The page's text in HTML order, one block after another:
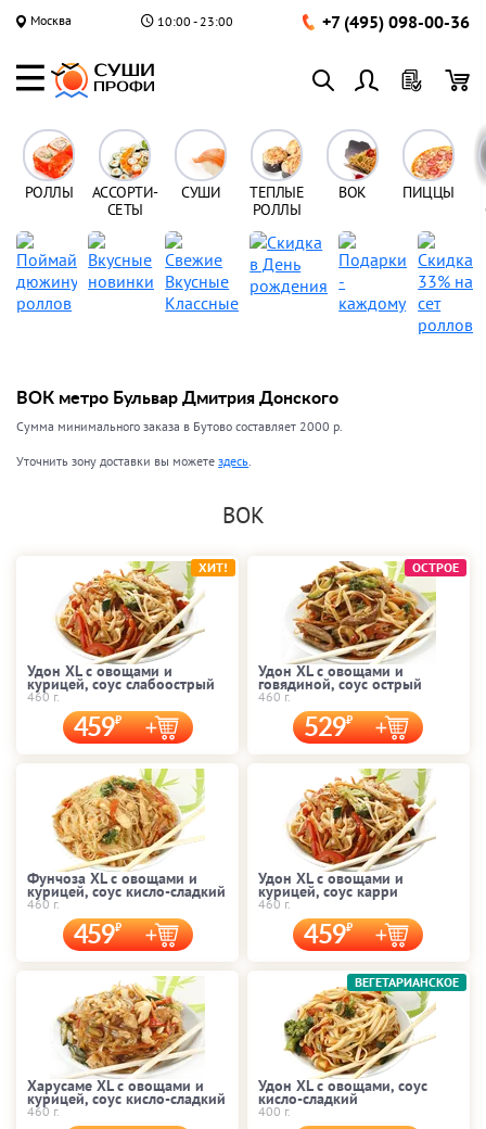
Москва 10:00 - 23:00 +7 (495) 098-00-36
РОЛЛЫ
АССОРТИ-
СЕТЫ
СУШИ
ТЕПЛЫЕ
РОЛЛЫ
ВОК ПИЦЦЫ
ВОК метро Бульвар Дмитрия Донского
Сумма минимального заказа в Бутово составляет 2000 р.
Уточнить зону доставки вы можетездесь.
ВОК
Удон XL с овощами и
курицей, соус слабоострый
460 г.
459
ХИТ!
Удон XL с овощами и
говядиной, соус острый
460 г.
529
ОСТРОЕ
Фунчоза XL с овощами и
курицей, соус кисло-сладкий
460 г.
459
Удон XL с овощами и
курицей, соус карри
460 г.
459
Харусаме XL с овощами и
курицей, соус кисло-сладкий
460 г.
Удон XL с овощами, соус
кисло-сладкий
400 г.
ВЕГЕТАРИАНСКОЕ